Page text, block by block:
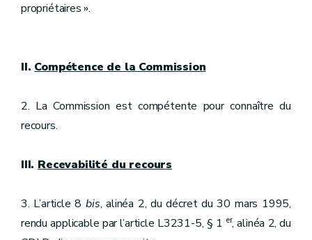
propriétaires ».
II. Compétence de la Commission
2. La Commission est compétente pour connaître du
recours.
III. Recevabilité du recours
3. L’article 8bis, alinéa 2, du décret du 30 mars 1995,
rendu applicable par l’article L3231-5, § 1 er, alinéa 2, du